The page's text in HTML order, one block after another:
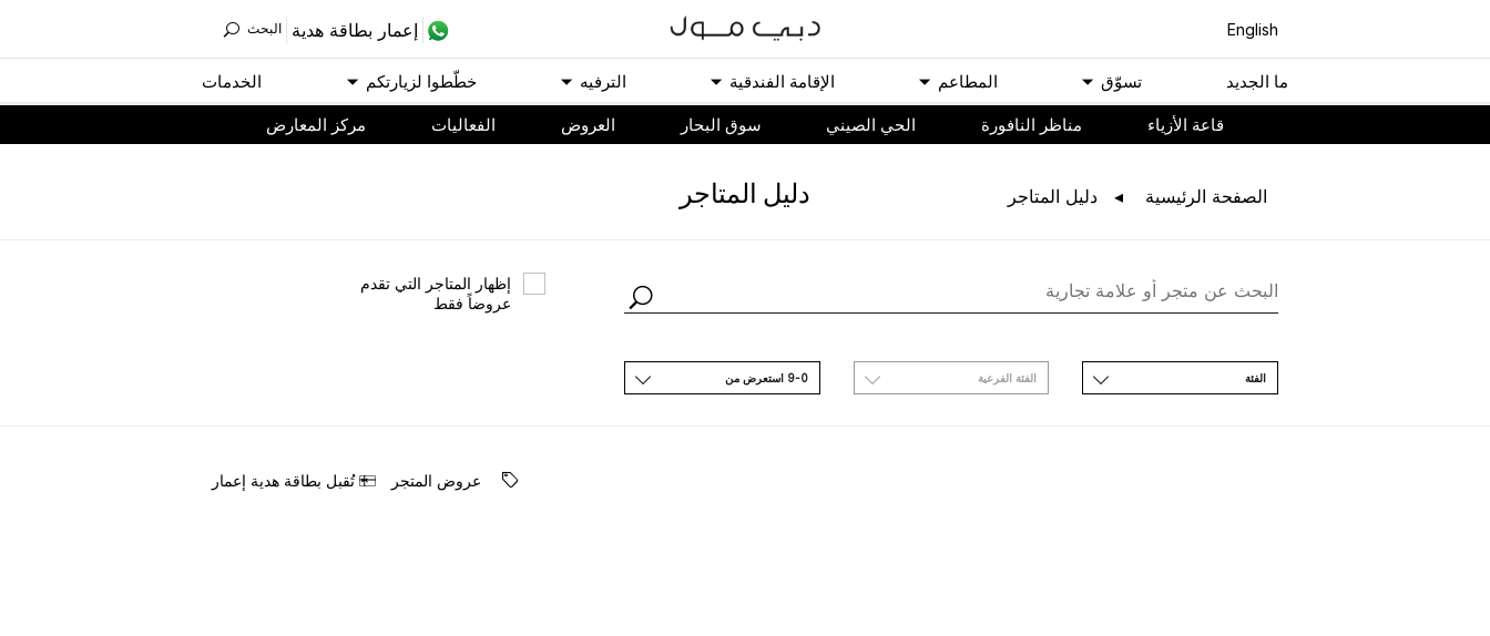
English ﺇﻋﻤﺎﺭ ﺑﻄﺎﻗﺔ ﻫﺪﻳﺔ اﻟﺒﺤﺚ
ﻣﺎ اﻟﺠﺪﻳﺪ ﺗﺴﻮّﻕ اﻟﻤﻄﺎﻋﻢ اﻹﻗﺎﻣﺔ اﻟﻔﻨﺪﻗﻴﺔ اﻟﺘﺮﻓﻴﻪ ﺧﻄّﻄﻮا ﻟﺰﻳﺎﺭﺗﻜﻢ اﻟﺨﺪﻣﺎﺕ
ﻗﺎﻋﺔ اﻷﺯﻳﺎء مناظر النافورة الحي الصيني سوق البحار اﻟﻌﺮﻭﺽ اﻟﻔﻌﺎﻟﻴﺎﺕ مركز المعارض
اﻟﺼﻔﺤﺔ اﻟﺮﺋﻴﺴﻴﺔ ﺩﻟﻴﻞ اﻟﻤﺘﺎﺟﺮ ﺩﻟﻴﻞ اﻟﻤﺘﺎﺟﺮ
ﺇﻇﻬﺎﺭ اﻟﻤﺘﺎﺟﺮ اﻟﺘﻲ ﺗﻘﺪﻡ
ﻋﺮﻭﺿﺎً ﻓﻘﻂ
اﻟﻔﺌﺔ اﻟﻔﺌﺔ اﻟﻔﺮﻋﻴﺔ 9-0 اﺳﺘﻌﺮﺽ ﻣﻦ
ﻋﺮﻭﺽ اﻟﻤﺘﺠﺮ ﺗُﻘﺒﻞ ﺑﻄﺎﻗﺔ ﻫﺪﻳﺔ ﺇﻋﻤﺎﺭ